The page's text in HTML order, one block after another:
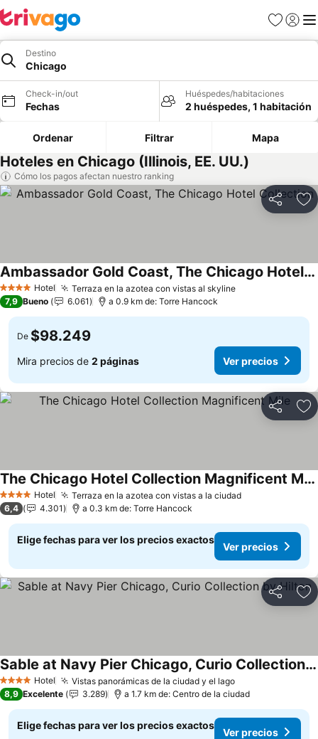
Favoritos
Iniciar
Destino
Chicago
Check-in/out
Fechas
Huéspedes/habitaciones
2 huéspedes, 1 habitación
Ordenar Filtrar Mapa
Hoteles en Chicago (Illinois, EE. UU.)
Cómo los pagos afectan nuestro ranking
Compartir
4 EstrellasHotel Terraza en la azotea con vistas al skyline
Ambassador Gold Coast, The Chicago Hotel Collection
7,9 Bueno 6.061 a 0.9 km de: Torre Hancock
De $98.249
Mira precios de 2 páginas Ver precios
Compartir
4 EstrellasHotel Terraza en la azotea con vistas a la ciudad
The Chicago Hotel Collection Magnificent Mile
6,4 4.301 a 0.3 km de: Torre Hancock
Elige fechas para ver los precios exactos
Ver precios
Compartir
4 EstrellasHotel Vistas panorámicas de la ciudad y el lago
Sable at Navy Pier Chicago, Curio Collection by Hilton
8,9 Excelente 3.289 a 1.7 km de: Centro de la ciudad
Elige fechas para ver los precios exactos
Ver precios